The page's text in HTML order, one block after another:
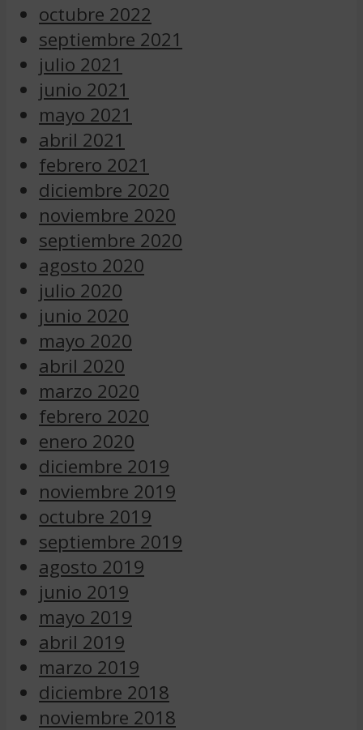
octubre 2022
septiembre 2021
julio 2021
junio 2021
mayo 2021
abril 2021
febrero 2021
diciembre 2020
noviembre 2020
septiembre 2020
agosto 2020
julio 2020
junio 2020
mayo 2020
abril 2020
marzo 2020
febrero 2020
enero 2020
diciembre 2019
noviembre 2019
octubre 2019
septiembre 2019
agosto 2019
junio 2019
mayo 2019
abril 2019
marzo 2019
diciembre 2018
noviembre 2018